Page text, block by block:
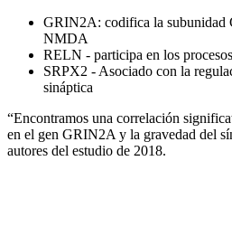
GRIN2A: codifica la subunidad
NMDA
RELN - participa en los
SRPX2 - Asociado con la
sináptica
“Encontramos una correlación
en el gen GRIN2A y la gravedad del
autores del estudio de 2018.